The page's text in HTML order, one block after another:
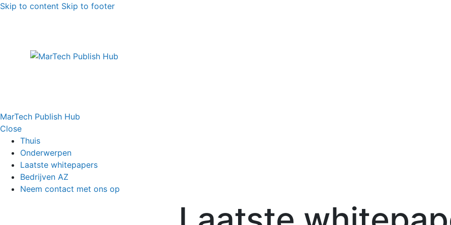
Skip to content Skip to footer
MarTech Publish Hub
Close
Thuis
Onderwerpen
Laatste whitepapers
Bedrijven AZ
Neem contact met ons op